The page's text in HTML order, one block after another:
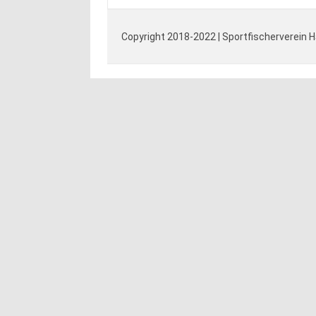
Copyright 2018-2022 | Sportfischerverein